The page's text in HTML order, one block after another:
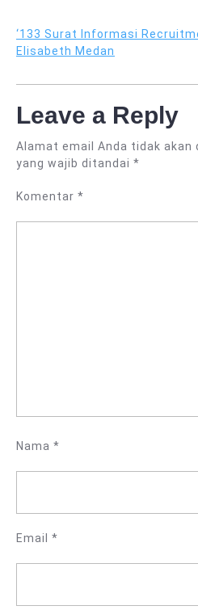
‘133 Surat Informasi
Elisabeth Medan
Leave a Reply
Alamat email Anda tidak akan
yang wajib ditandai *
Komentar *
Nama *
Email *